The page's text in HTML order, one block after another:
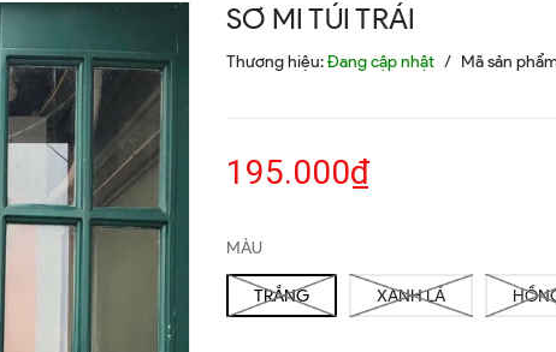
SƠ MI TÚI TRÁI
Thương hiệu:Đang cập nhật / Mã sản
195.000₫
MÀU
TRẮNG XANH LÁ